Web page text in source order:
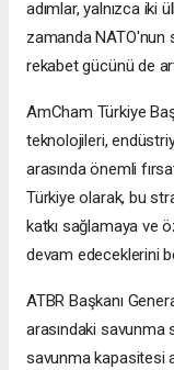
adımlar, yalnızca iki
zamanda NATO'nun
rekabet gücünü de
AmCham Türkiye
teknolojileri,
arasında önemli
Türkiye olarak, bu
katkı sağlamaya ve
devam edeceklerini
ATBR Başkanı
arasındaki savunma
savunma kapasitesi